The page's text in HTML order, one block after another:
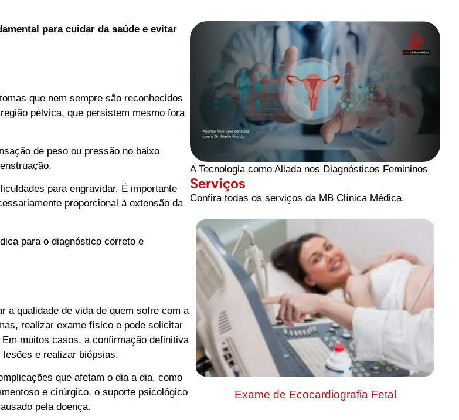
para cuidar da saúde e evitar
que nem sempre são reconhecidos
pélvica, que persistem mesmo fora
de peso ou pressão no baixo
para engravidar. É importante
proporcional à extensão da
para o diagnóstico correto e
a qualidade de vida de quem sofre com a
realizar exame físico e pode solicitar
muitos casos, a confirmação definitiva
e realizar biópsias.
que afetam o dia a dia, como
e cirúrgico, o suporte psicológico
pela doença.
A Tecnologia como Aliada nos Diagnósticos Femininos
Serviços
Confira todas os serviços da MB Clínica Médica.
Exame de Ecocardiografia Fetal